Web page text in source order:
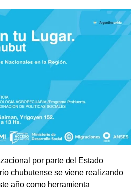
por parte del Estado
chubutense se viene realizando
año como herramienta